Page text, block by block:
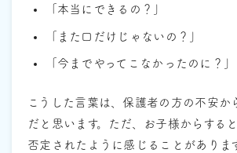
「本当にできるの？」
「また口だけじゃないの？」
「今までやってこなかったのに？」
こうした言葉は、保護者の方の不安か
だと思います。ただ、お子様からする
否定されたように感じることがあります